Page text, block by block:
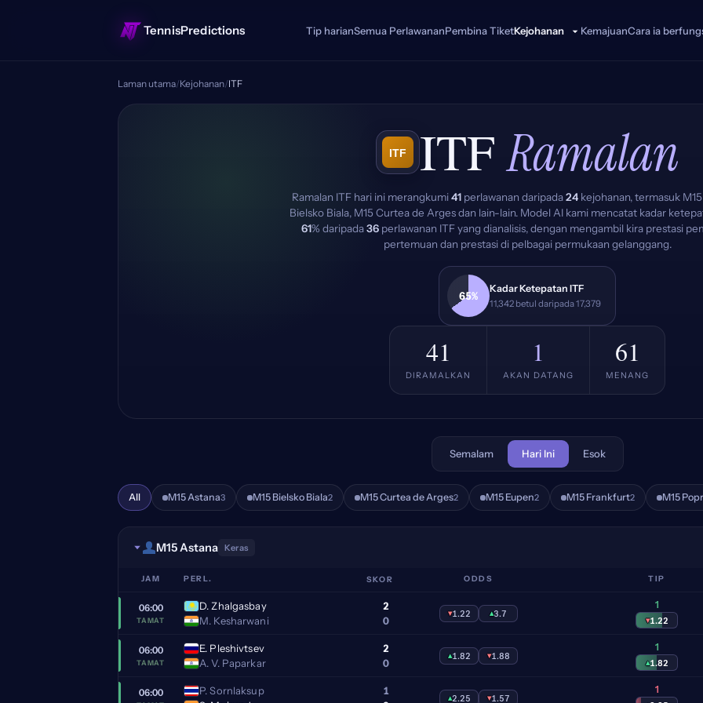
TennisPredictions Tip harianSemua PerlawananPembina TiketKejohanan KemajuanCara ia
Laman utama/Kejohanan/ITF
ITFRamalan
Ramalan ITF hari ini merangkumi 41 perlawanan daripada24 kejohanan, termasuk
Bielsko Biala, M15 Curtea de Arges dan lain-lain. Model AI kami mencatat kadar
61% daripada36perlawanan ITF yang dianalisis, dengan mengambil kira prestasi
pertemuan dan prestasi di pelbagai permukaan gelanggang.
65%
Kadar Ketepatan ITF
11,342 betul daripada 17,379
41
DIRAMALKAN
1
AKAN DATANG
61
MENANG
Semalam Hari Ini Esok
All M15 Astana3 M15 Bielsko Biala2 M15 Curtea de Arges2 M15 Eupen2 M15 Frankfurt2 M15
M15 Astana Keras
JAM PERL. SKOR ODDS TIP
06:00
TAMAT
D. Zhalgasbay
M. Kesharwani
2
0
▾1.22 ▴3.7
1
▾1.22
06:00
TAMAT
E. Pleshivtsev
A. V. Paparkar
2
0
▴1.82 ▾1.88
1
▴1.82
06:00
P. Sornlaksup
1
▴2.25 ▾1.57
1